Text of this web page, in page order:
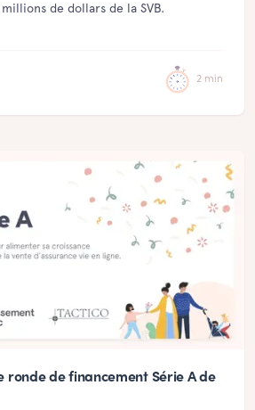
de dollars de la SVB.
2 min
ronde de financement Série A de